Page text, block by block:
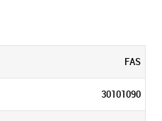
FAS
30101090